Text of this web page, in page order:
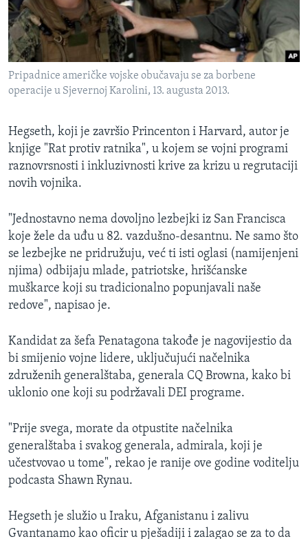
Pripadnice američke vojske obučavaju se za borbene
operacije u Sjevernoj Karolini, 13. augusta 2013.
Hegseth, koji je završio Princenton i Harvard, autor je
knjige "Rat protiv ratnika", u kojem se vojni programi
raznovrsnosti i inkluzivnosti krive za krizu u regrutaciji
novih vojnika.
"Jednostavno nema dovoljno lezbejki iz San Francisca
koje žele da uđu u 82. vazdušno-desantnu. Ne samo što
se lezbejke ne pridružuju, već ti isti oglasi (namijenjeni
njima) odbijaju mlade, patriotske, hrišćanske
muškarce koji su tradicionalno popunjavali naše
redove", napisao je.
Kandidat za šefa Penatagona takođe je nagovijestio da
bi smijenio vojne lidere, uključujući načelnika
združenih generalštaba, generala CQ Browna, kako bi
uklonio one koji su podržavali DEI programe.
"Prije svega, morate da otpustite načelnika
generalštaba i svakog generala, admirala, koji je
učestvovao u tome", rekao je ranije ove godine voditelju
podcasta Shawn Rynau.
Hegseth je služio u Iraku, Afganistanu i zalivu
Gvantanamo kao oficir u pješadiji i zalagao se za to da